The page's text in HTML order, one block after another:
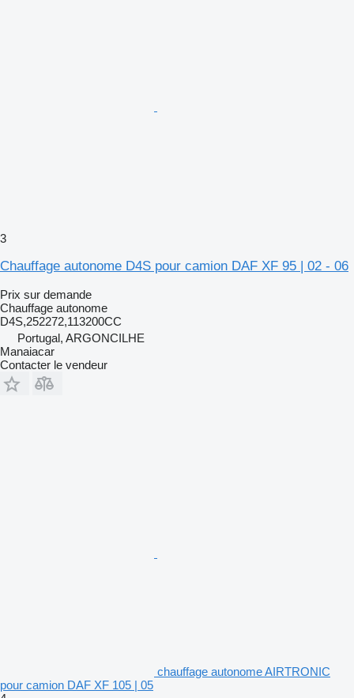
3
Chauffage autonome D4S pour camion DAF XF 95 | 02 - 06
Prix sur demande
Chauffage autonome
D4S,252272,113200CC
Portugal, ARGONCILHE
Manaiacar
Contacter le vendeur
chauffage autonome AIRTRONIC
pour camion DAF XF 105 | 05